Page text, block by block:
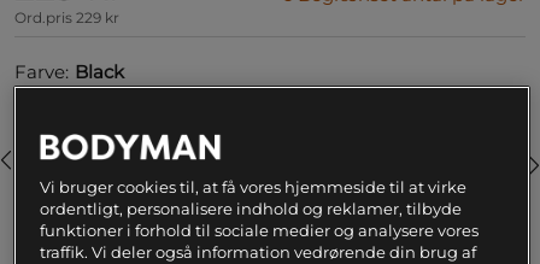
Ord.pris 229 kr
Farve: Black
Vi bruger cookies til, at få vores hjemmeside til at virke
ordentligt, personalisere indhold og reklamer, tilbyde
funktioner i forhold til sociale medier og analysere vores
traffik. Vi deler også information vedrørende din brug af